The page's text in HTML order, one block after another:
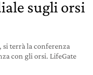
sugli orsi
si terrà la conferenza
con gli orsi. LifeGate